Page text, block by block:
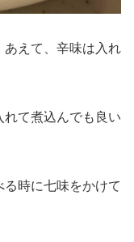
あえて、辛味は入れ
て煮込んでも良い
時に七味をかけて